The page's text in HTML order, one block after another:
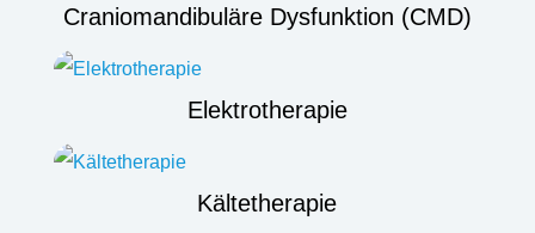
Craniomandibuläre Dysfunktion (CMD)
Elektrotherapie
Kältetherapie